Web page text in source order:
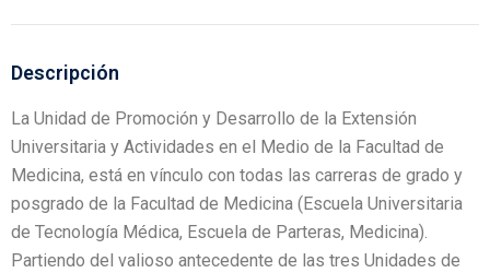
Descripción
La Unidad de Promoción y Desarrollo de la Extensión
Universitaria y Actividades en el Medio de la Facultad de
Medicina, está en vínculo con todas las carreras de grado y
posgrado de la Facultad de Medicina (Escuela Universitaria
de Tecnología Médica, Escuela de Parteras, Medicina).
Partiendo del valioso antecedente de las tres Unidades de